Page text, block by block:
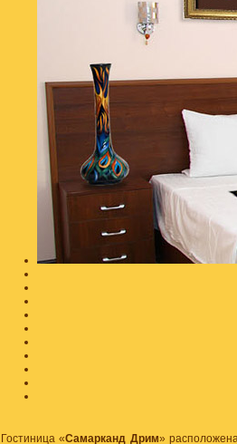
Гостиница «Самарканд Дрим»